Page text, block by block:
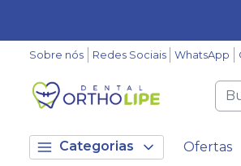
Sobre nós Redes Sociais WhatsApp
Categorias Ofertas